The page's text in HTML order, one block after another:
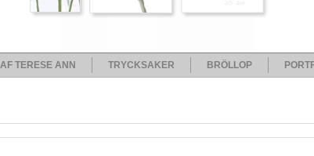
TERESE ANN TRYCKSAKER BRÖLLOP